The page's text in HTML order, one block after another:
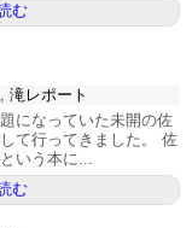
む
, 滝レポート
になっていた未開の佐
て行ってきました。 佐
いう本に...
む